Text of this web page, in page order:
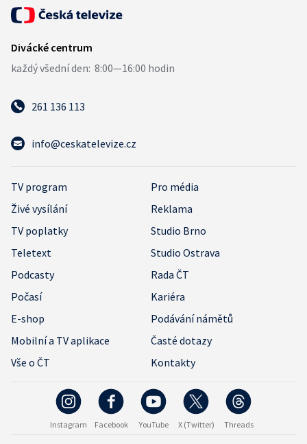
261 136 113
info@ceskatelevize.cz
TV program
Pro média
Živé vysílání
Reklama
TV poplatky
Studio Brno
Teletext
Studio Ostrava
Podcasty
Rada ČT
Počasí
Kariéra
E-shop
Podávání námětů
Mobilní a TV aplikace
Časté dotazy
Vše o ČT
Kontakty
Instagram Facebook YouTube X (Twitter) Threads